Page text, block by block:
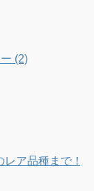
(2)
レア品種まで！